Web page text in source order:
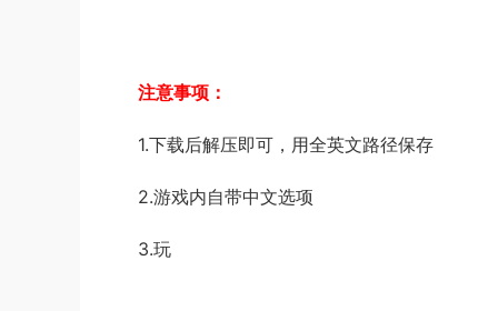
注意事项：
1.下载后解压即可，用全英文路径保存
2.游戏内自带中文选项
3.玩